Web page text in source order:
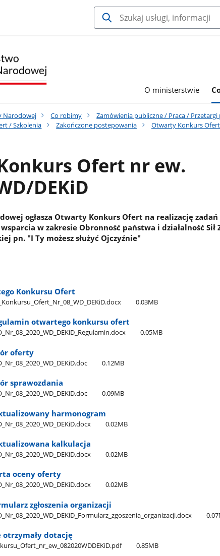
O ministerstwie
Narodowej Co robimy
Zamówienia publiczne / Praca /
/ Szkolenia
Zakończone postępowania Otwarty Konkurs
Ofert nr ew.
DEKiD
ogłasza Otwarty Konkurs Ofert na realizację zadań
w zakresie Obronność państwa i działalność Sił
pn. "I Ty możesz służyć Ojczyźnie"
Konkursu Ofert
0.03MB
otwartego konkursu ofert
0.05MB
oferty
0.12MB
sprawozdania
0.09MB
harmonogram
0.02MB
kalkulacja
0.02MB
oceny oferty
0.02MB
zgłoszenia organizacji
dotację
0.85MB